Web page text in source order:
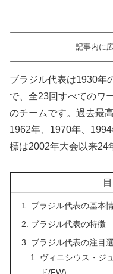
記事内に
ブラジル代表は1930年
で、全23回すべてのワ
のチームです。過去最
1962年、1970年、
標は2002年大会以来24
ブラジル代表の基本
ブラジル代表の特徴
ブラジル代表の注目
ヴィニシウス・ジ
ド/FW)